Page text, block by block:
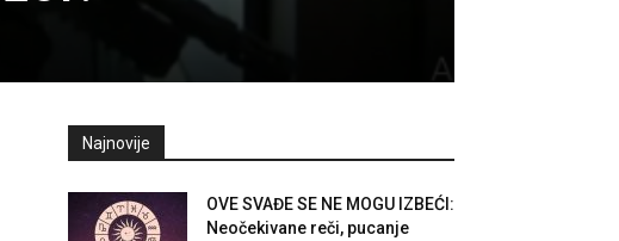
Najnovije
OVE SVAĐE SE NE MOGU IZBEĆI:
Neočekivane reči, pucanje